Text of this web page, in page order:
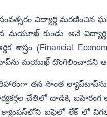
సంవత్సరం విద్యార్థి
మయూఖ్ కుండు అనే
శాస్త్రం (Financial
మయుఖ్ దొంగిలించాడని
తన సొంత ల్యాప్‌టాప్‌ను
చేతిలో దాడికి,
బఫెలో లేక్ లో